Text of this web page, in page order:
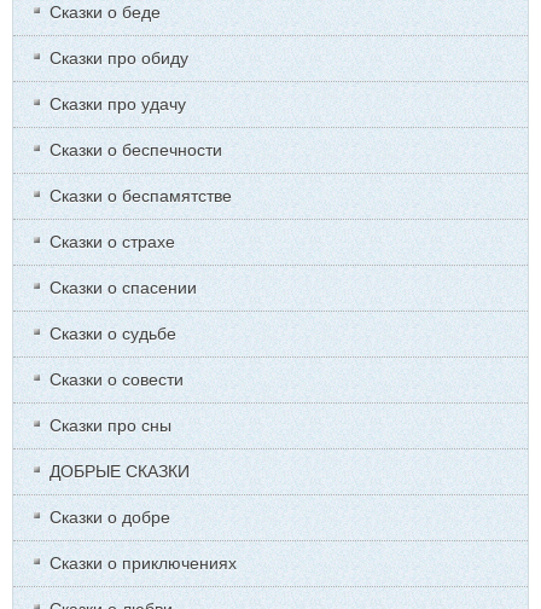
Сказки о беде
Сказки про обиду
Сказки про удачу
Сказки о беспечности
Сказки о беспамятстве
Сказки о страхе
Сказки о спасении
Сказки о судьбе
Сказки о совести
Сказки про сны
ДОБРЫЕ СКАЗКИ
Сказки о добре
Сказки о приключениях